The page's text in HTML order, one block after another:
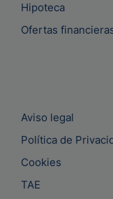
Hipoteca
Ofertas
Aviso legal
Política de
Cookies
TAE